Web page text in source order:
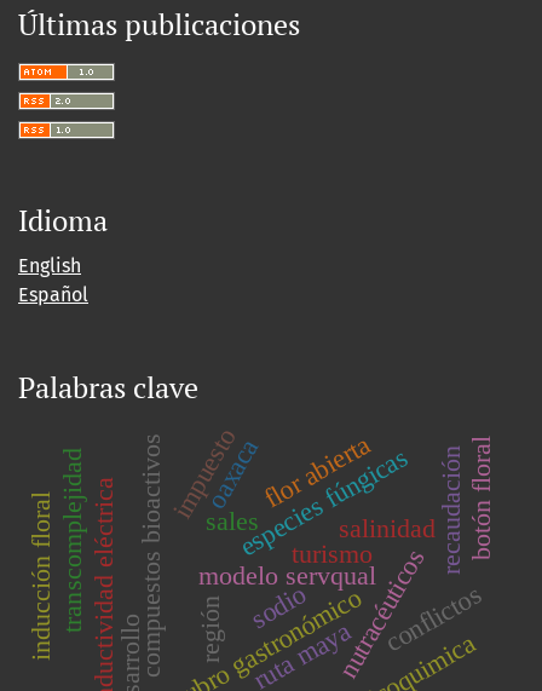
Últimas publicaciones
Idioma
English
Español
Palabras clave
modelo servqual
rubro gastronómico
especies fúngicas
compuestos bioactivos nutracéuticos
turismo
desarrollo región ruta maya
conductividad eléctrica sales salinidad
sodio conflictos
transcomplejidad impuesto recaudaciónbotón floral
inducción floral
flor abierta
oaxaca